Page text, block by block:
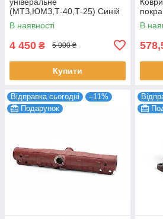
(МТЗ,ЮМЗ,Т-40,Т-25) Синій
колір
В наявності
4 450 ₴ 5 000 ₴
Купити
В
Відправка сьогодні
–11%
Подарунок